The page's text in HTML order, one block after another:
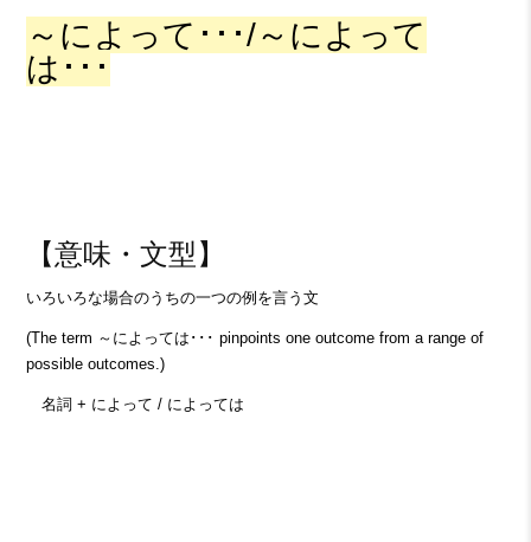
～によって･･･/～によって
は･･･
【意味・文型】
いろいろな場合のうちの一つの例を言う文
(The term ～によっては･･･ pinpoints one outcome from a range of
possible outcomes.)
名詞 + によって / によっては